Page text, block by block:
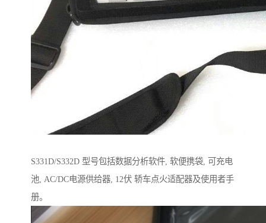
S331D/S332D 型号包括数据分析软件, 软便携袋, 可充电
池, AC/DC电源供给器, 12伏 轿车点火适配器及使用者手
册。